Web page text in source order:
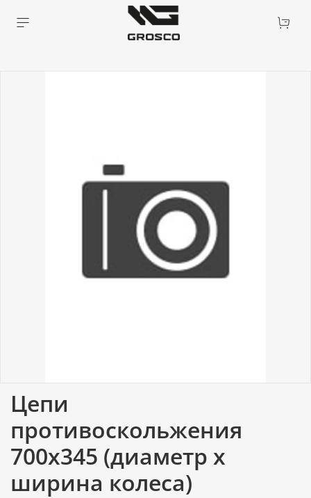
Цепи
противоскольжения
700x345 (диаметр x
ширина колеса)